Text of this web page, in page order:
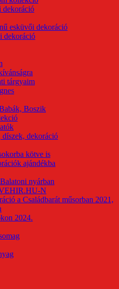
dekoráció
esküvői dekoráció
dekoráció
tárgyaim
Boszik
dekoráció
kötve is
ajándékba
nyárban
N
a Családbarát műsorban 2021,
2024.